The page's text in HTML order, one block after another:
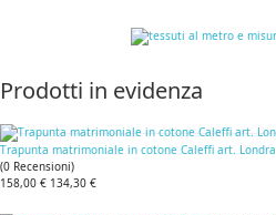
Prodotti in evidenza
Trapunta matrimoniale in cotone Caleffi art. Londra
(0 Recensioni)
158,00 € 134,30 €